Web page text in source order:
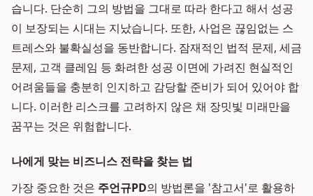
습니다. 단순히 그의 방법을 그대로 따라 한다고 해서 성공
이 보장되는 시대는 지났습니다. 또한, 사업은 끊임없는 스
트레스와 불확실성을 동반합니다. 잠재적인 법적 문제, 세금
문제, 고객 클레임 등 화려한 성공 이면에 가려진 현실적인
어려움들을 충분히 인지하고 감당할 준비가 되어 있어야 합
니다. 이러한 리스크를 고려하지 않은 채 장밋빛 미래만을
꿈꾸는 것은 위험합니다.
나에게 맞는 비즈니스 전략을 찾는 법
가장 중요한 것은 주언규PD의 방법론을 '참고서'로 활용하